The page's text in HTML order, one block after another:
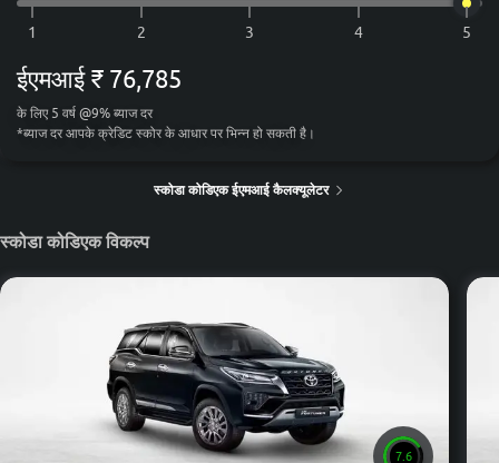
ईएमआई ₹ 76,785
के लिए 5 वर्ष @9% ब्याज दर
*ब्याज दर आपके क्रेडिट स्कोर के आधार पर भिन्न हो सकती है।
स्कोडा कोडिएक ईएमआई कैलक्यूलेटर
स्कोडा कोडिएक विकल्प
7.6